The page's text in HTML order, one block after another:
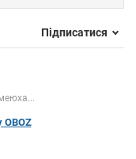
Підписатися
OBOZ